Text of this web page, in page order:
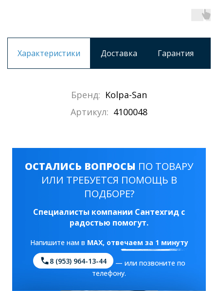
Характеристики Доставка Гарантия
Бренд: Kolpa-San
Артикул: 4100048
ОСТАЛИСЬ ВОПРОСЫ ПО ТОВАРУ
ИЛИ ТРЕБУЕТСЯ ПОМОЩЬ В
ПОДБОРЕ?
Специалисты компании Сантехгид с
радостью помогут.
Напишите нам в MAX, отвечаем за 1 минуту
8 (953) 964-13-44
— или позвоните по
телефону.